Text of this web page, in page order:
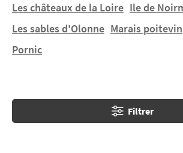
Les châteaux de la Loire Ile de
Les sables d'Olonne Marais poitevin
Pornic
Filtrer